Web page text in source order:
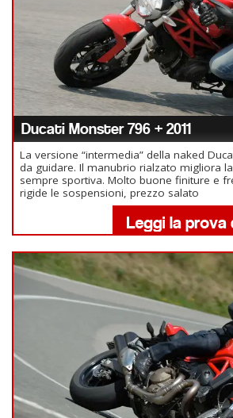
Ducati Monster 796 + 2011
La versione “intermedia” della naked
da guidare. Il manubrio rialzato migliora
sempre sportiva. Molto buone finiture e
rigide le sospensioni, prezzo salato